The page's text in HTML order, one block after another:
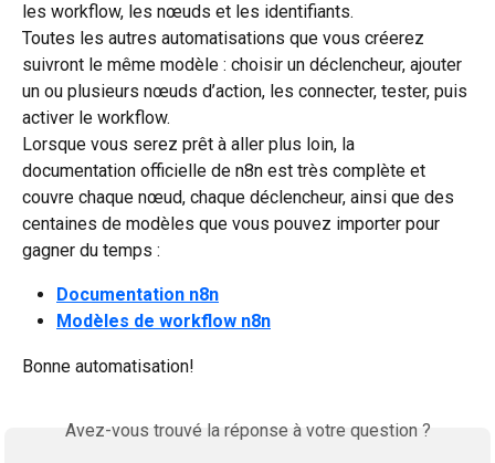
les workflow, les nœuds et les identifiants.
Toutes les autres automatisations que vous créerez
suivront le même modèle : choisir un déclencheur, ajouter
un ou plusieurs nœuds d’action, les connecter, tester, puis
activer le workflow.
Lorsque vous serez prêt à aller plus loin, la
documentation officielle de n8n est très complète et
couvre chaque nœud, chaque déclencheur, ainsi que des
centaines de modèles que vous pouvez importer pour
gagner du temps :
Documentation n8n
Modèles de workflow n8n
Bonne automatisation!
Avez-vous trouvé la réponse à votre question ?